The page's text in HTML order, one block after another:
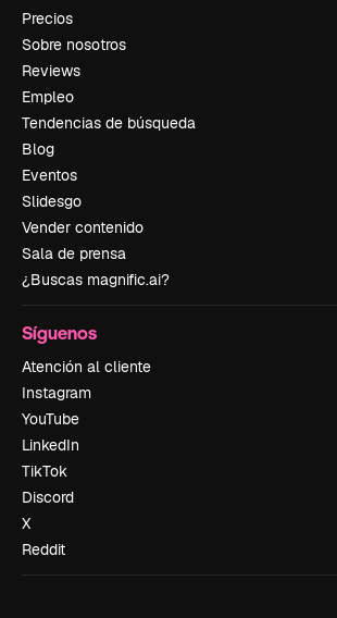
Precios
Sobre nosotros
Reviews
Empleo
Tendencias de búsqueda
Blog
Eventos
Slidesgo
Vender contenido
Sala de prensa
¿Buscas magnific.ai?
Síguenos
Atención al cliente
Instagram
YouTube
LinkedIn
TikTok
Discord
X
Reddit